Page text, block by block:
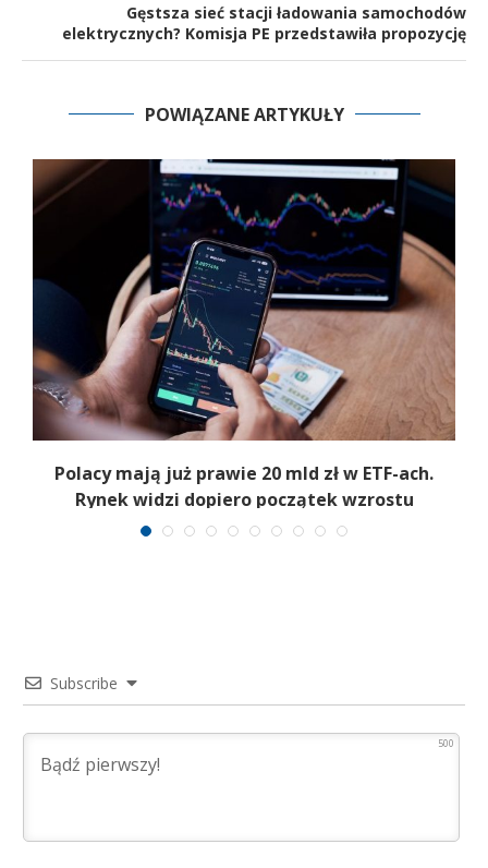
Gęstsza sieć stacji ładowania samochodów
elektrycznych? Komisja PE przedstawiła propozycję
POWIĄZANE ARTYKUŁY
Polacy mają już prawie 20 mld zł w ETF-ach.
Rynek widzi dopiero początek wzrostu
Subscribe
500